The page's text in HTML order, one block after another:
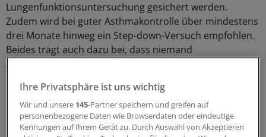
Lungenfunktionsuntersuchung gesichert werden.
Zudem wird bei guter Asthmakontrolle über mindestens
drei Monate hinweg ein Step-down-Versuch empfohlen.
Beides trägt auch dazu bei, dass niemand
Asthmamedikamente erhält, der nicht (mehr) an Asthma
Ihre Privatsphäre ist uns wichtig
Wir und unsere 145-Partner speichern und greifen auf
personenbezogene Daten wie Browserdaten oder eindeutige
Kennungen auf Ihrem Gerät zu. Durch Auswahl von Akzeptieren